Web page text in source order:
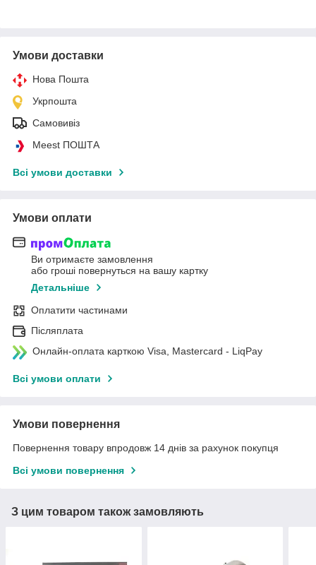
Умови доставки
Нова Пошта
Укрпошта
Самовивіз
Meest ПОШТА
Всі умови доставки
Умови оплати
Ви отримаєте замовлення
або гроші повернуться на вашу картку
Детальніше
Оплатити частинами
Післяплата
Онлайн-оплата карткою Visa, Mastercard - LiqPay
Всі умови оплати
Умови повернення
Повернення товару впродовж 14 днів за рахунок покупця
Всі умови повернення
З цим товаром також замовляють